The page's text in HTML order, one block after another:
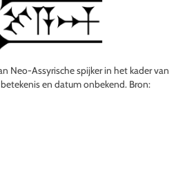
Neo-Assyrische spijker in het kader van
en datum onbekend. Bron: